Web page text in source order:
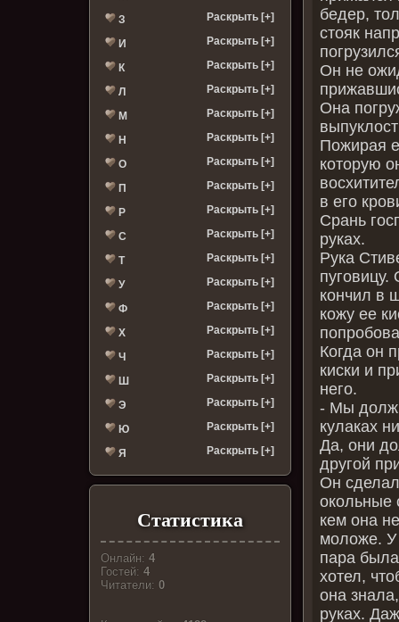
З Раскрыть [+]
И Раскрыть [+]
К Раскрыть [+]
Л Раскрыть [+]
М Раскрыть [+]
Н Раскрыть [+]
О Раскрыть [+]
П Раскрыть [+]
Р Раскрыть [+]
С Раскрыть [+]
Т Раскрыть [+]
У Раскрыть [+]
Ф Раскрыть [+]
Х Раскрыть [+]
Ч Раскрыть [+]
Ш Раскрыть [+]
Э Раскрыть [+]
Ю Раскрыть [+]
Я Раскрыть [+]
Статистика
Онлайн:4
Гостей:4
Читатели:0
бедер,
стояк
Он не
Она
Пожирая
которую
в его
Срань
руках.
Рука
пуговицу.
кончил в
кожу ее
Когда он
киски и
него.
- Мы
кулаках
Да, они
другой
Он
окольные
кем она
моложе. У
пара
хотел,
она
руках.